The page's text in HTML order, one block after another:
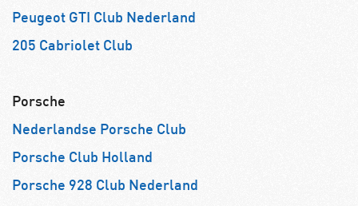
Peugeot GTI Club Nederland
205 Cabriolet Club
Porsche
Nederlandse Porsche Club
Porsche Club Holland
Porsche 928 Club Nederland